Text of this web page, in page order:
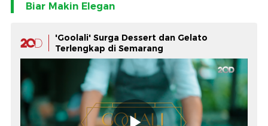
Biar Makin Elegan
'Goolali' Surga Dessert dan Gelato
Terlengkap di Semarang